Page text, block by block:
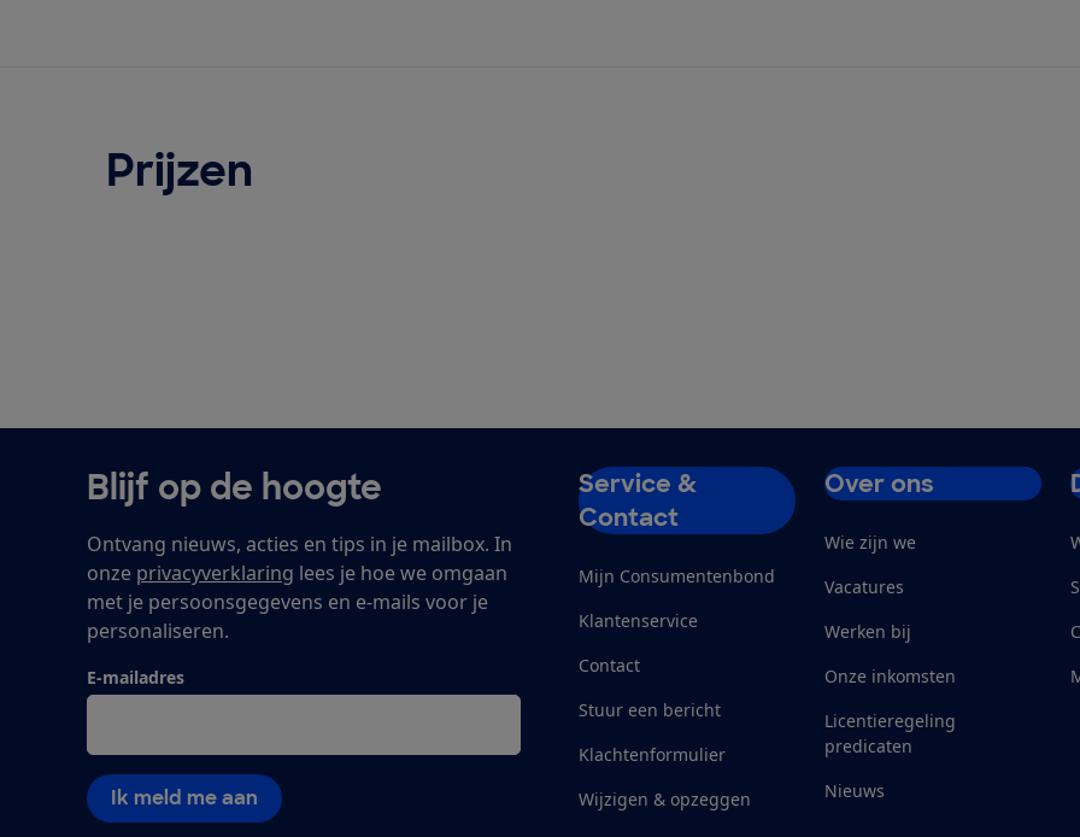
Prijzen
Blijf op de hoogte
Ontvang nieuws, acties en tips in je mailbox. In
onze privacyverklaring lees je hoe we omgaan
met je persoonsgegevens en e-mails voor je
personaliseren.
E-mailadres
Ik meld me aan
Service &
Contact
Mijn Consumentenbond
Klantenservice
Contact
Stuur een bericht
Klachtenformulier
Wijzigen & opzeggen
Over ons
Wie zijn we
Vacatures
Werken bij
Onze inkomsten
Licentieregeling
predicaten
Nieuws